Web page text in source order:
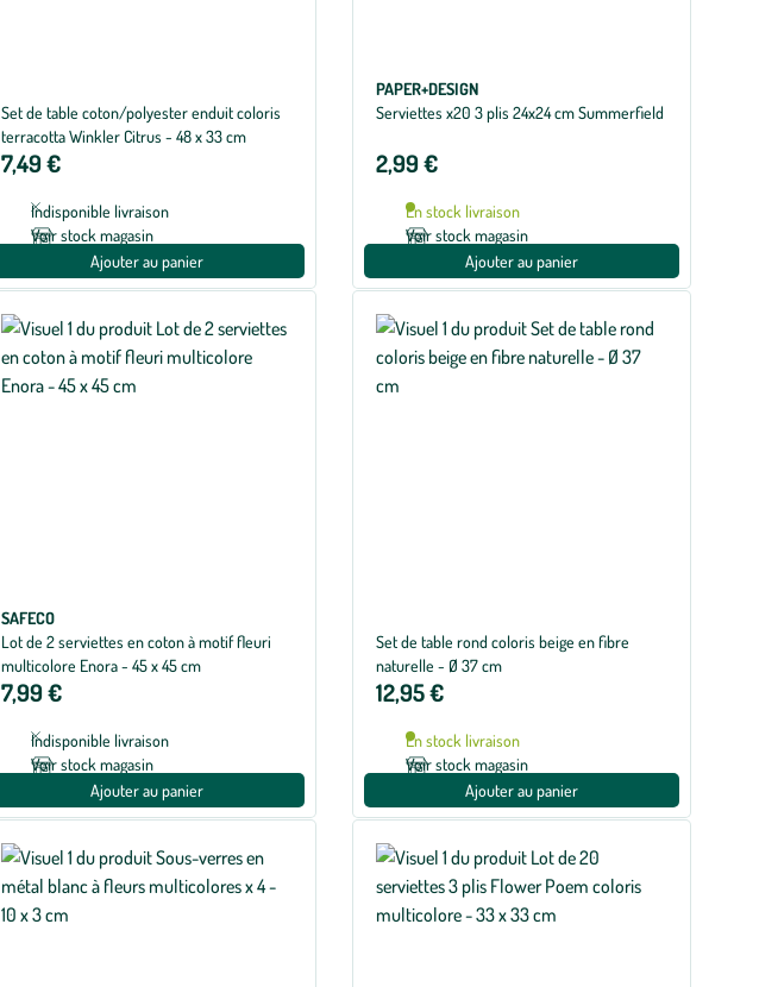
Set de table coton/polyester enduit coloris
terracotta Winkler Citrus - 48 x 33 cm
7,49 €
Indisponible livraison
Voir stock magasin
Ajouter au panier
PAPER+DESIGN
Serviettes x20 3 plis 24x24 cm Summerfield
2,99 €
En stock livraison
Voir stock magasin
Ajouter au panier
SAFECO
Lot de 2 serviettes en coton à motif fleuri
multicolore Enora - 45 x 45 cm
7,99 €
Indisponible livraison
Voir stock magasin
Ajouter au panier
Set de table rond coloris beige en fibre
naturelle - Ø 37 cm
12,95 €
En stock livraison
Voir stock magasin
Ajouter au panier